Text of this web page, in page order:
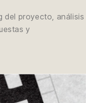
del proyecto, análisis
y